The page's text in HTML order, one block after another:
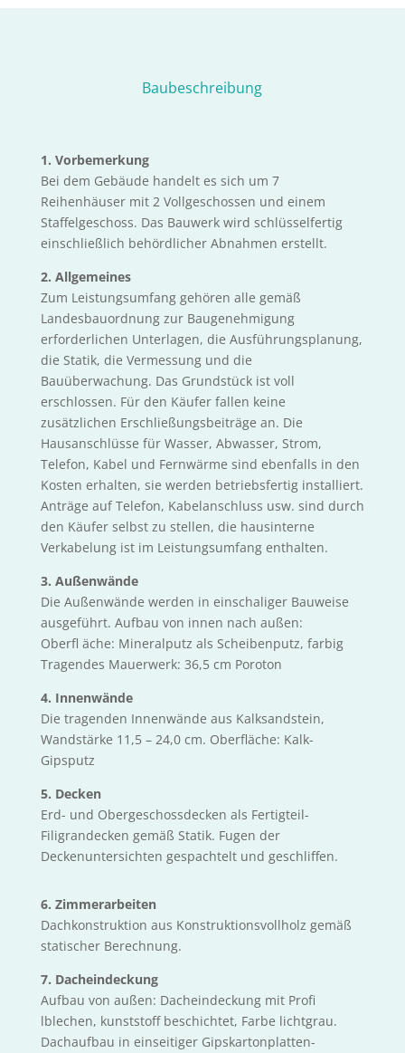
Baubeschreibung
1. Vorbemerkung
Bei dem Gebäude handelt es sich um 7
Reihenhäuser mit 2 Vollgeschossen und einem
Staffelgeschoss. Das Bauwerk wird schlüsselfertig
einschließlich behördlicher Abnahmen erstellt.
2. Allgemeines
Zum Leistungsumfang gehören alle gemäß
Landesbauordnung zur Baugenehmigung
erforderlichen Unterlagen, die Ausführungsplanung,
die Statik, die Vermessung und die
Bauüberwachung. Das Grundstück ist voll
erschlossen. Für den Käufer fallen keine
zusätzlichen Erschließungsbeiträge an. Die
Hausanschlüsse für Wasser, Abwasser, Strom,
Telefon, Kabel und Fernwärme sind ebenfalls in den
Kosten erhalten, sie werden betriebsfertig installiert.
Anträge auf Telefon, Kabelanschluss usw. sind durch
den Käufer selbst zu stellen, die hausinterne
Verkabelung ist im Leistungsumfang enthalten.
3. Außenwände
Die Außenwände werden in einschaliger Bauweise
ausgeführt. Aufbau von innen nach außen:
Oberfl äche: Mineralputz als Scheibenputz, farbig
Tragendes Mauerwerk: 36,5 cm Poroton
4. Innenwände
Die tragenden Innenwände aus Kalksandstein,
Wandstärke 11,5 – 24,0 cm. Oberfläche: Kalk-
Gipsputz
5. Decken
Erd- und Obergeschossdecken als Fertigteil-
Filigrandecken gemäß Statik. Fugen der
Deckenuntersichten gespachtelt und geschliffen.
6. Zimmerarbeiten
Dachkonstruktion aus Konstruktionsvollholz gemäß
statischer Berechnung.
7. Dacheindeckung
Aufbau von außen: Dacheindeckung mit Profi
lblechen, kunststoff beschichtet, Farbe lichtgrau.
Dachaufbau in einseitiger Gipskartonplatten-